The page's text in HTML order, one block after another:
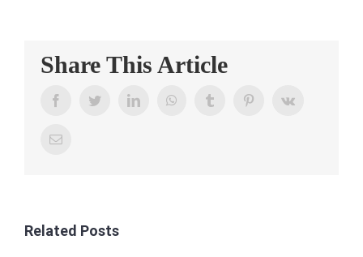
Share This Article
FacebookTwitterLinkedIn WhatsAppTumblr PinterestVk
Email
Related Posts